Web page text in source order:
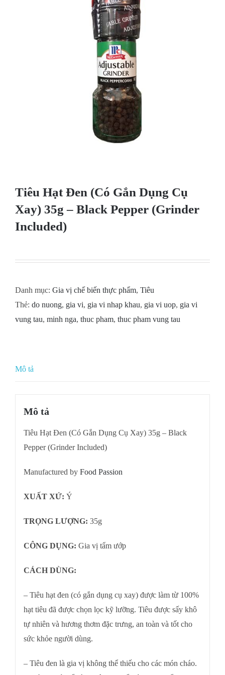
Tiêu Hạt Đen (Có Gắn Dụng Cụ
Xay) 35g – Black Pepper (Grinder
Included)
Danh mục: Gia vị chế biến thực phẩm, Tiêu
Thẻ: do nuong, gia vi, gia vi nhap khau, gia vi uop, gia vi
vung tau, minh nga, thuc pham, thuc pham vung tau
Mô tả
Mô tả
Tiêu Hạt Đen (Có Gắn Dụng Cụ Xay) 35g – Black
Pepper (Grinder Included)
Manufactured by Food Passion
XUẤT XỨ: Ý
TRỌNG LƯỢNG: 35g
CÔNG DỤNG: Gia vị tẩm ướp
CÁCH DÙNG:
– Tiêu hạt đen (có gắn dụng cụ xay) được làm từ 100%
hạt tiêu đã được chọn lọc kỹ lưỡng. Tiêu được sấy khô
tự nhiên và hương thơm đặc trưng, an toàn và tốt cho
sức khỏe người dùng.
– Tiêu đen là gia vị không thể thiếu cho các món cháo.